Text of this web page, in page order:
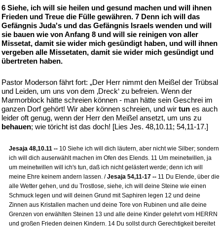
6 Siehe, ich will sie heilen und gesund machen und will ihnen
Frieden und Treue die Fülle gewähren. 7 Denn ich will das
Gefängnis Juda's und das Gefängnis Israels wenden und will
sie bauen wie von Anfang 8 und will sie reinigen von aller
Missetat, damit sie wider mich gesündigt haben, und will ihnen
vergeben alle Missetaten, damit sie wider mich gesündigt und
übertreten haben.
Pastor Moderson fährt fort: „Der Herr nimmt den Meißel der Trübsal
und Leiden, um uns von dem ‚Dreck‘ zu befreien. Wenn der
Marmorblock hätte schreien können - man hätte sein Geschrei im
ganzen Dorf gehört! Wir aber können schreien, und wir tun es auch
leider oft genug, wenn der Herr den Meißel ansetzt, um uns zu
behauen; wie töricht ist das doch! [Lies Jes. 48,10.11; 54,11-17.]
Jesaja 48,10.11 -- 10 Siehe ich will dich läutern, aber nicht wie Silber; sondern
ich will dich auserwählt machen im Ofen des Elends. 11 Um meinetwillen, ja
um meinetwillen will ich's tun, daß ich nicht gelästert werde; denn ich will
meine Ehre keinem andern lassen. /Jesaja 54,11-17 -- 11 Du Elende, über die
alle Wetter gehen, und du Trostlose, siehe, ich will deine Steine wie einen
Schmuck legen und will deinen Grund mit Saphiren legen 12 und deine
Zinnen aus Kristallen machen und deine Tore von Rubinen und alle deine
Grenzen von erwählten Steinen 13 und alle deine Kinder gelehrt vom HERRN
und großen Frieden deinen Kindern. 14 Du sollst durch Gerechtigkeit bereitet